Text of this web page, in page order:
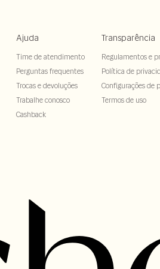
Ajuda
Time de atendimento
Perguntas frequentes
Trocas e devoluções
Trabalhe conosco
Cashback
Transparência
Regulamentos e
Política de
Configurações de
Termos de uso